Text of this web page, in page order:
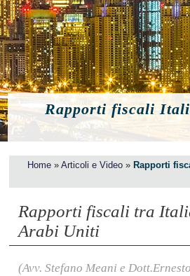
Rapporti fiscali
Home »Articoli e Video »Rapporti
Rapporti fiscali tra
Arabi Uniti
(Avv. Stefano Meani e